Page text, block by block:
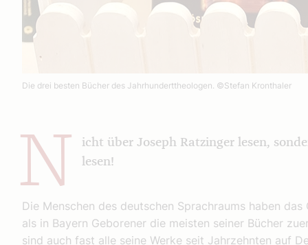
Die drei besten Bücher des Jahrhunderttheologen. ©Stefan Kronthaler
N
icht über Joseph Ratzinger lesen,
lesen!
Die Menschen des deutschen Sprachraums haben
als in Bayern Geborener die meisten seiner Bücher
sind auch fast alle seine Werke seit Jahrzehnten auf